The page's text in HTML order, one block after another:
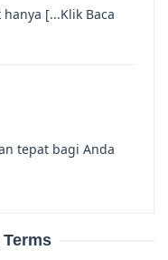
hanya [...Klik Baca
tepat bagi Anda